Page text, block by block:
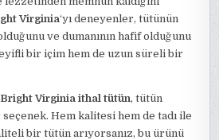
Virginia‘yı deneyenler, tütünün
ve dumanının hafif olduğunu
bir içim hem de uzun süreli bir
Virginia ithal tütün, tütün
Hem kalitesi hem de tadı ile
bir tütün arıyorsanız, bu ürünü